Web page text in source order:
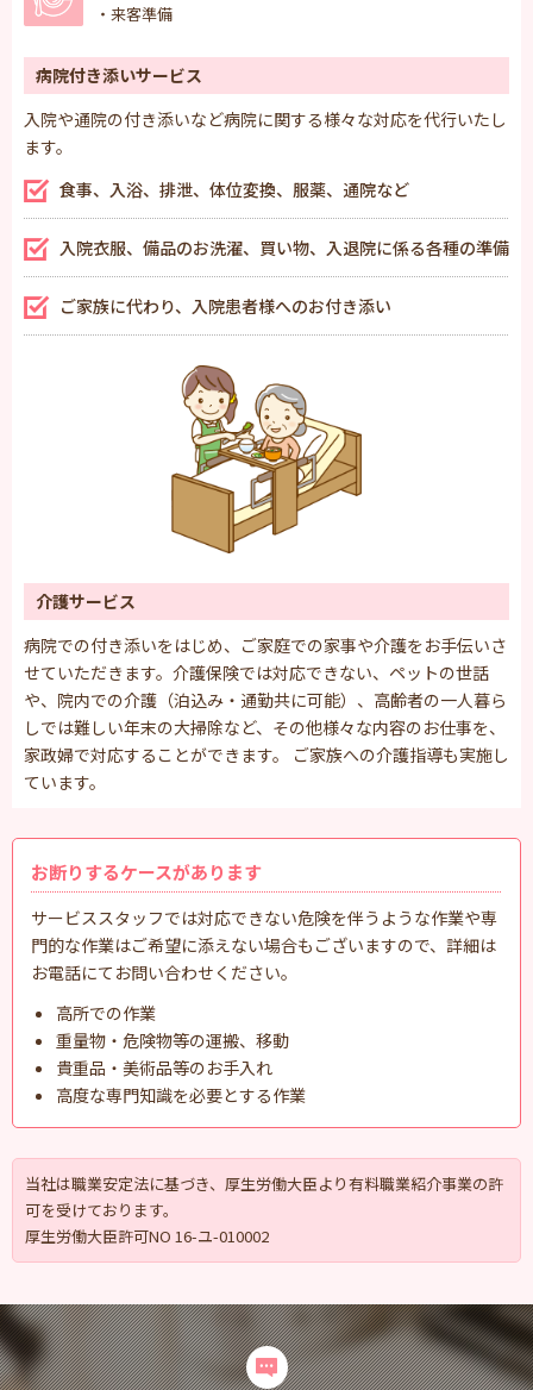
・来客準備
病院付き添いサービス
入院や通院の付き添いなど病院に関する様々な対応を代行いたし
ます。
食事、入浴、排泄、体位変換、服薬、通院など
入院衣服、備品のお洗濯、買い物、入退院に係る各種の準備
ご家族に代わり、入院患者様へのお付き添い
介護サービス
病院での付き添いをはじめ、ご家庭での家事や介護をお手伝いさ
せていただきます。介護保険では対応できない、ペットの世話
や、院内での介護（泊込み・通勤共に可能）、高齢者の一人暮ら
しでは難しい年末の大掃除など、その他様々な内容のお仕事を、
家政婦で対応することができます。 ご家族への介護指導も実施し
ています。
お断りするケースがあります
サービススタッフでは対応できない危険を伴うような作業や専
門的な作業はご希望に添えない場合もございますので、詳細は
お電話にてお問い合わせください。
高所での作業
重量物・危険物等の運搬、移動
貴重品・美術品等のお手入れ
高度な専門知識を必要とする作業
当社は職業安定法に基づき、厚生労働大臣より有料職業紹介事業の許
可を受けております。
厚生労働大臣許可NO 16-ユ-010002